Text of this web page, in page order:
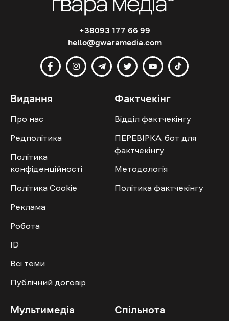
+38093 177 66 99
hello@gwaramedia.com
Видання
Про нас
Редполітика
Політика
конфіденційності
Політика Cookie
Реклама
Робота
ID
Всі теми
Публічний договір
Фактчекінг
Відділ фактчекінгу
ПЕРЕВІРКА: бот для
фактчекінгу
Методологія
Політика фактчекінгу
Мультимедіа Спільнота